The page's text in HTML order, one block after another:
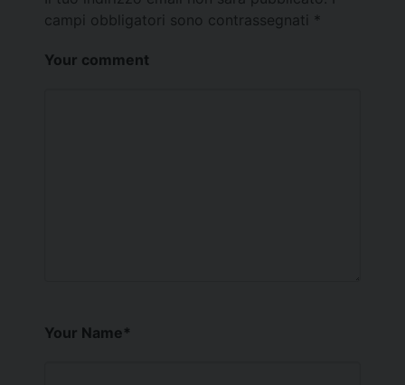
campi obbligatori sono contrassegnati *
Your comment
Your Name*